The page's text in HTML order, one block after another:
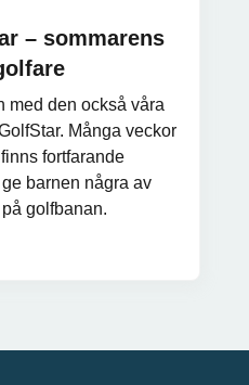
– sommarens
med den också våra
Många veckor
fortfarande
barnen några av
golfbanan.